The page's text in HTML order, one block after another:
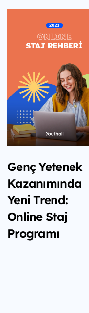
Genç Yetenek
Kazanımında
Yeni Trend:
Online Staj
Programı